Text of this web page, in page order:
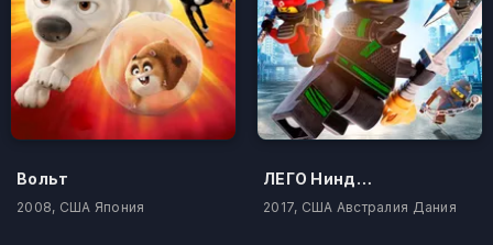
Вольт
2008, США Япония
ЛЕГО Ниндзяго Фильм
2017, США Австралия Дания